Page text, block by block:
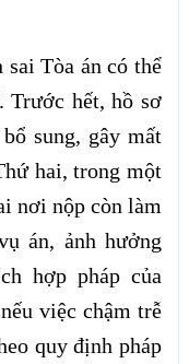
Tòa án có thể
Trước hết, hồ sơ
sung, gây mất
hai, trong một
nơi nộp còn làm
án, ảnh hưởng
hợp pháp của
việc chậm trễ
quy định pháp